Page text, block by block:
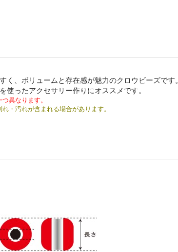
く、ボリュームと存在感が魅力のクロウビーズです。
使ったアクセサリー作りにオススメです。
異なります。
・汚れが含まれる場合があります。